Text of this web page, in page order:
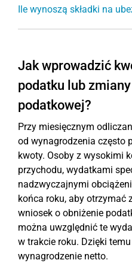
Ile wynoszą składki na
Jak wprowadzić
podatku lub
podatkowej?
Przy miesięcznym
od wynagrodzenia często
kwoty. Osoby z wysokimi
przychodu, wydatkami
nadzwyczajnymi
końca roku, aby otrzymać
wniosek o obniżenie
można uwzględnić te
w trakcie roku. Dzięki
wynagrodzenie netto.